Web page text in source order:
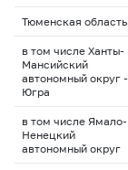
Тюменская область
в том числе Ханты-
Мансийский
автономный округ -
Югра
в том числе Ямало-
Ненецкий
автономный округ